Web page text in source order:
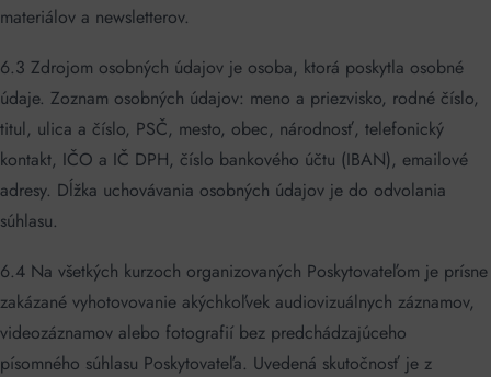
materiálov a newsletterov.
6.3 Zdrojom osobných údajov je osoba, ktorá poskytla osobné
údaje. Zoznam osobných údajov: meno a priezvisko, rodné číslo,
titul, ulica a číslo, PSČ, mesto, obec, národnosť, telefonický
kontakt, IČO a IČ DPH, číslo bankového účtu (IBAN), emailové
adresy. Dĺžka uchovávania osobných údajov je do odvolania
súhlasu.
6.4 Na všetkých kurzoch organizovaných Poskytovateľom je prísne
zakázané vyhotovovanie akýchkoľvek audiovizuálnych záznamov,
videozáznamov alebo fotografií bez predchádzajúceho
písomného súhlasu Poskytovateľa. Uvedená skutočnosť je z